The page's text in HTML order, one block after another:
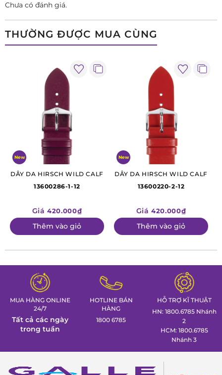
Chưa có đánh giá.
THƯỜNG ĐƯỢC MUA CÙNG
New
DÂY DA HIRSCH WILD CALF
13600286-1-12
Giá 420.000₫
Thêm vào giỏ
New
DÂY DA HIRSCH WILD CALF
13600220-2-12
Giá 420.000₫
Thêm vào giỏ
MUA HÀNG ONLINE
24/7
Tất cả các ngày
trong tuần
HOTLINE BÁN
HÀNG
1800 6785
HỖ TRỢ KĨ THUẬT
HN: 1800.6785 Nhánh
2
HCM: 1800.6785
Nhánh 3